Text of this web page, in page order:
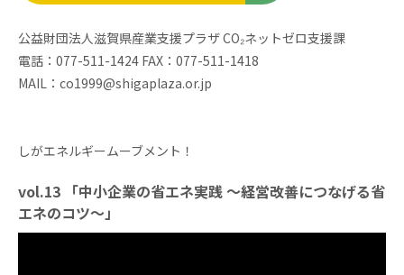
公益財団法人滋賀県産業支援プラザ CO₂ネットゼロ支援課
電話：077-511-1424 FAX：077-511-1418
MAIL：co1999@shigaplaza.or.jp
しがエネルギームーブメント！
vol.13 「中小企業の省エネ実践 ～経営改善につなげる省
エネのコツ～」